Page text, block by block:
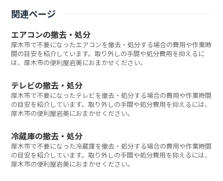
関連ページ
エアコンの撤去・処分
厚木市で不要になったエアコンを撤去・処分する場合の費用や作業時
間の目安を紹介しています。取り外しの手間や処分費用を抑えるに
は、厚木市の便利屋岩美におまかせください。
テレビの撤去・処分
厚木市で不要になったテレビを撤去・処分する場合の費用や作業時間
の目安を紹介しています。取り外しの手間や処分費用を抑えるには、
厚木市の便利屋岩美におまかせください。
冷蔵庫の撤去・処分
厚木市で不要になった冷蔵庫を撤去・処分する場合の費用や作業時間
の目安を紹介しています。取り外しの手間や処分費用を抑えるには、
厚木市の便利屋岩美におまかせください。